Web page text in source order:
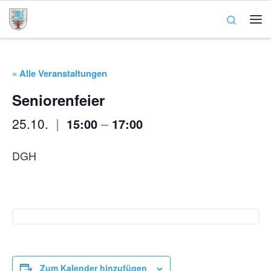
Zum Inhalt springen
Search
« Alle Veranstaltungen
Seniorenfeier
25.10. | 15:00 – 17:00
DGH
Zum Kalender hinzufügen